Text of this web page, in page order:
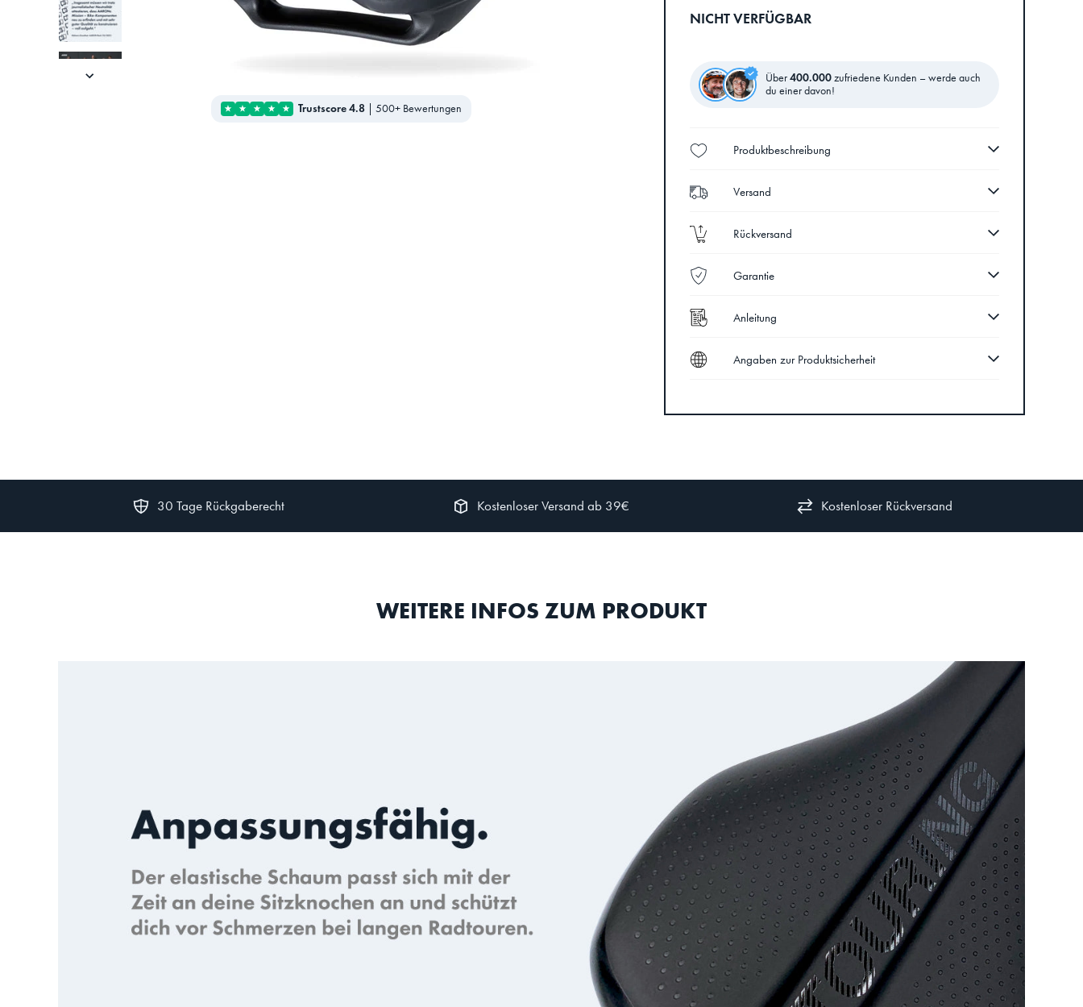
Trustscore 4.8| 500+ Bewertungen
NICHT VERFÜGBAR
Über400.000zufriedene Kunden – werde auch
du einer davon!
Produktbeschreibung
Versand
Rückversand
Garantie
Anleitung
Angaben zur Produktsicherheit
30 Tage Rückgaberecht Kostenloser Versand ab 39€ Kostenloser Rückversand
WEITERE INFOS ZUM PRODUKT